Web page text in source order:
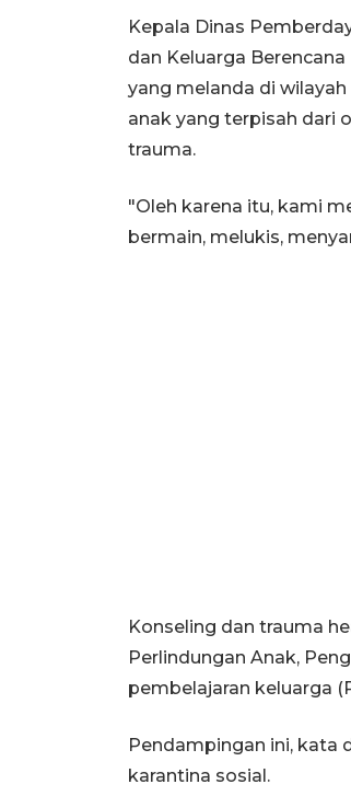
Kepala Dinas
dan Keluarga
yang melanda di
anak yang terpisah dari
trauma.
"Oleh karena itu, kami
bermain, melukis,
Konseling dan trauma
Perlindungan Anak,
pembelajaran keluarga
Pendampingan ini, kata
karantina sosial.